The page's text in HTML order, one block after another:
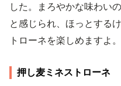
した。まろやかな味わい
と感じられ、ほっとする
トローネを楽しめますよ。
押し麦ミネストローネ